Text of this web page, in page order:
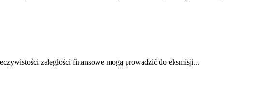
zaległości finansowe mogą prowadzić do eksmisji...